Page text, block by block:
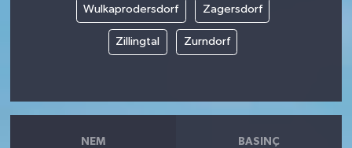
Wulkaprodersdorf Zagersdorf
Zillingtal Zurndorf
NEM BASINÇ